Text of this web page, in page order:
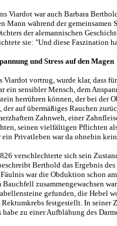
Viardot war auch Barbara
Mann während der
der alemannischen
sie: "Und diese Faszination
und Stress auf den Magen
Viardot vortrug, wurde klar, dass
ein sensibler Mensch, dem
herrühren können, der bei der
der auf übermäßiges Rauchen
Zahnweh, einer
seinen vielfältigen Pflichten
ein Privatleben war da ohnehin
verschlechterte sich sein
Berthold das Ergebnis
war die Obduktion schon
zusammengewachsen
gefunden, die Hebel
Rektumkrebs festgestellt. In seiner
zu einer Aufblähung des